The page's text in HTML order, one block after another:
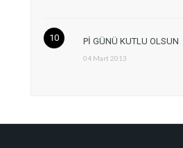
Pİ GÜNÜ KUTLU OLSUN
04 Mart 2013